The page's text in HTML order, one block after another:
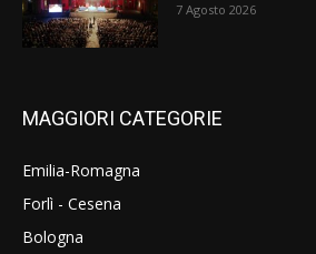
7 Agosto 2026
MAGGIORI CATEGORIE
Emilia-Romagna
Forlì - Cesena
Bologna